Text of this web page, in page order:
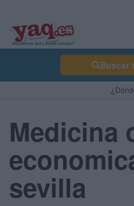
Buscar
Medicina
sevilla